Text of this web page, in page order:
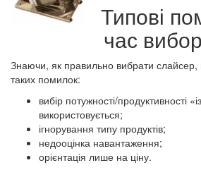
Типові
час
Знаючи, як правильно вибрати слайсер,
таких помилок:
вибір потужності/продуктивності
використовується;
ігнорування типу продуктів;
недооцінка навантаження;
орієнтація лише на ціну.